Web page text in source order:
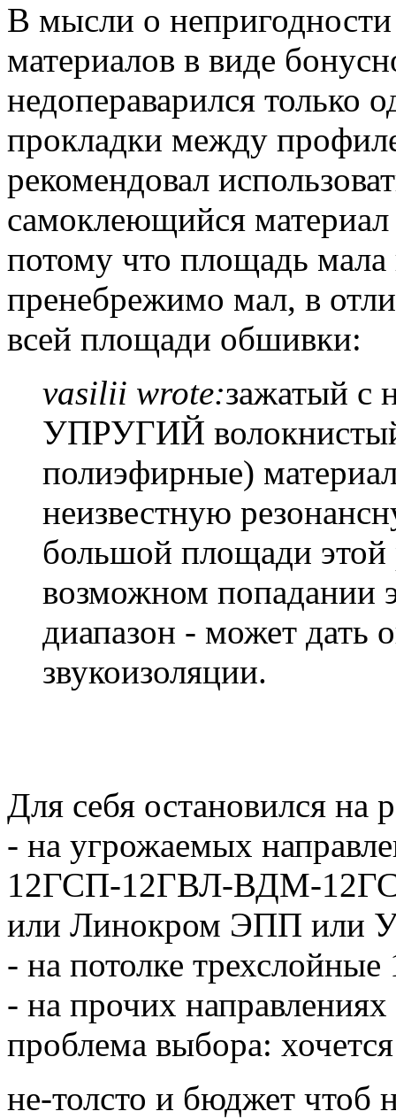
В мысли о
материалов в виде
недопераварился только
прокладки между
рекомендовал
самоклеющийся
потому что площадь
пренебрежимо мал, в
всей площади обшивки:
vasilii wrote:зажатый с
УПРУГИЙ
полиэфирные)
неизвестную
большой площади этой
возможном попадании
диапазон - может дать
звукоизоляции.
Для себя остановился на
- на угрожаемых
12ГСП-12ГВЛ-ВДМ-
или Линокром ЭПП или
- на потолке
- на прочих
проблема выбора:
не-толсто и бюджет чтоб